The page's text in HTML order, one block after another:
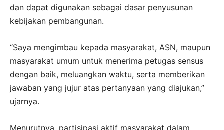
dan dapat digunakan sebagai dasar penyusunan
kebijakan pembangunan.
“Saya mengimbau kepada masyarakat, ASN, maupun
masyarakat umum untuk menerima petugas sensus
dengan baik, meluangkan waktu, serta memberikan
jawaban yang jujur atas pertanyaan yang diajukan,”
ujarnya.